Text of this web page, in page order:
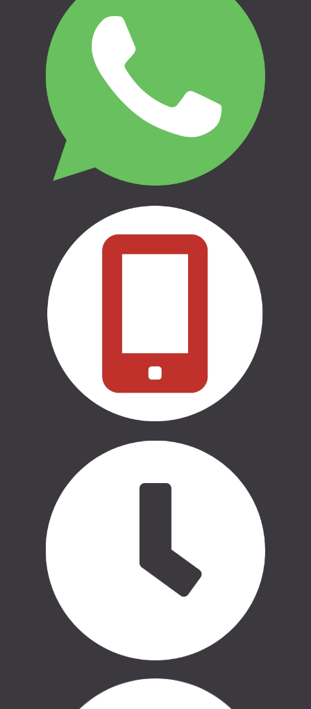
LV27HABA0551036212832
Informācija
Apmaksas veidi
Atteikums un atgriešana
Privātuma politika
THULE | CEĻOŠANAI UN
KEMPINGAM
THULE | MARĶĪZES UN SĀNU
NOJUMES
THULE | SOMAS